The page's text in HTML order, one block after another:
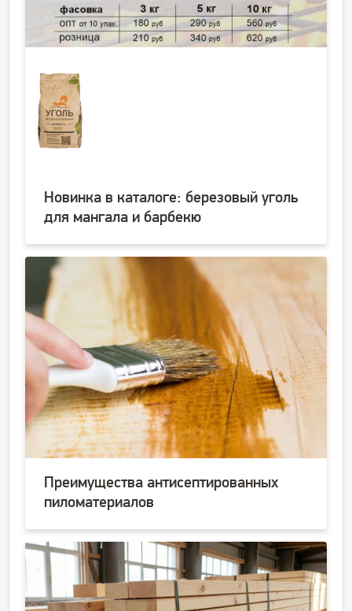
Новинка в каталоге: березовый уголь
для мангала и барбекю
Преимущества антисептированных
пиломатериалов